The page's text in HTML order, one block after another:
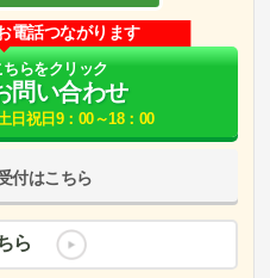
付はこちら
電話つながります
らをクリック
問い合わせ
日祝日9：00～18：00
ら